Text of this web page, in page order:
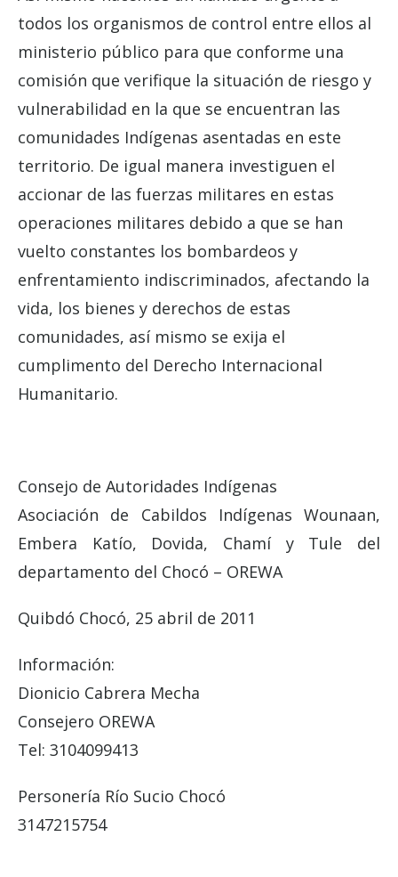
todos los organismos de control entre ellos al
ministerio público para que conforme una
comisión que verifique la situación de riesgo y
vulnerabilidad en la que se encuentran las
comunidades Indígenas asentadas en este
territorio. De igual manera investiguen el
accionar de las fuerzas militares en estas
operaciones militares debido a que se han
vuelto constantes los bombardeos y
enfrentamiento indiscriminados, afectando la
vida, los bienes y derechos de estas
comunidades, así mismo se exija el
cumplimento del Derecho Internacional
Humanitario.
Consejo de Autoridades Indígenas
Asociación de Cabildos Indígenas Wounaan,
Embera Katío, Dovida, Chamí y Tule del
departamento del Chocó – OREWA
Quibdó Chocó, 25 abril de 2011
Información:
Dionicio Cabrera Mecha
Consejero OREWA
Tel: 3104099413
Personería Río Sucio Chocó
3147215754